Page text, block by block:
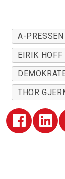
A-PRESSEN
EIRIK
THOR